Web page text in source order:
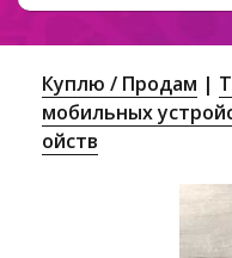
Куплю / Продам
мобильных
ойств